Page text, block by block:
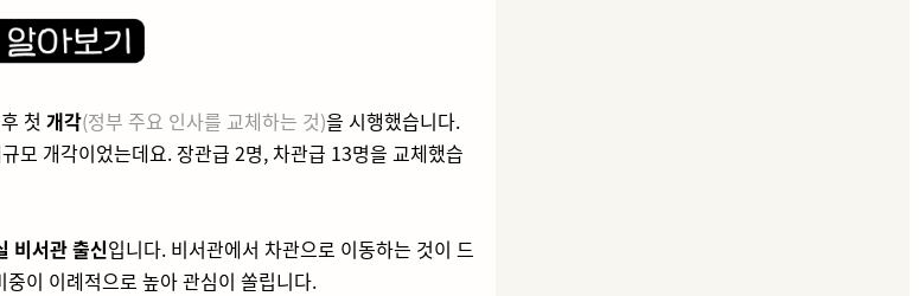
첫 개각(정부 주요 인사를 교체하는 것)을 시행했습니다.
모 개각이었는데요. 장관급 2명, 차관급 13명을 교체했습
비서관 출신입니다. 비서관에서 차관으로 이동하는 것이 드
이 이례적으로 높아 관심이 쏠립니다.